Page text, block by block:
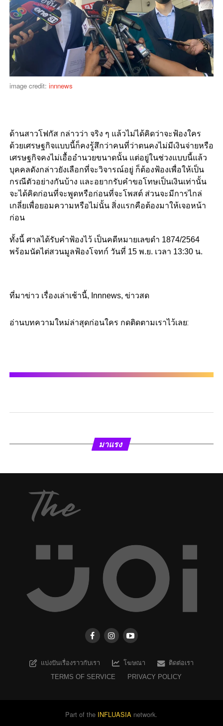
image credit: innnews
ด้านสาวโฟกัส กล่าวว่า จริง ๆ แล้วไม่ได้คิดว่าจะฟ้องใคร
ด้วยเศรษฐกิจแบบนี้ก็คงรู้สึกว่าคนที่ว่าตนคงไม่มีเงินจ่ายหรือ
เศรษฐกิจคงไม่เอื้ออำนวยขนาดนั้น แต่อยู่ในช่วงแบบนี้แล้ว
บุคคลดังกล่าวยังเลือกที่จะวิจารณ์อยู่ ก็ต้องฟ้องเพื่อให้เป็น
กรณีตัวอย่างกันบ้าง และอยากรับคำขอโทษเป็นเงินเท่านั้น
จะได้คิดก่อนที่จะพูดหรือก่อนที่จะโพสต์ ส่วนจะมีการไกล่
เกลี่ยเพื่อยอมความหรือไม่นั้น สิ่งแรกคือต้องมาให้เจอหน้า
ก่อน
ทั้งนี้ ศาลได้รับคำฟ้องไว้ เป็นคดีหมายเลขดำ 1874/2564
พร้อมนัดไต่สวนมูลฟ้องโจทก์ วันที่ 15 พ.ย. เวลา 13:30 น.
ที่มาข่าว เรื่องเล่าเช้านี้, Innnews, ข่าวสด
อ่านบทความใหม่ล่าสุดก่อนใคร กดติดตามเราไว้เลย:
มาแรง
แบ่งปันเรื่องราวกับเรา โฆษณา
ติดต่อเรา
TERMS OF SERVICE
PRIVACY POLICY
Part of the INFLUASIA network.